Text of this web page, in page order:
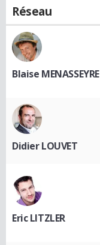
Réseau
Blaise MENASSEYRE
Didier LOUVET
Eric LITZLER